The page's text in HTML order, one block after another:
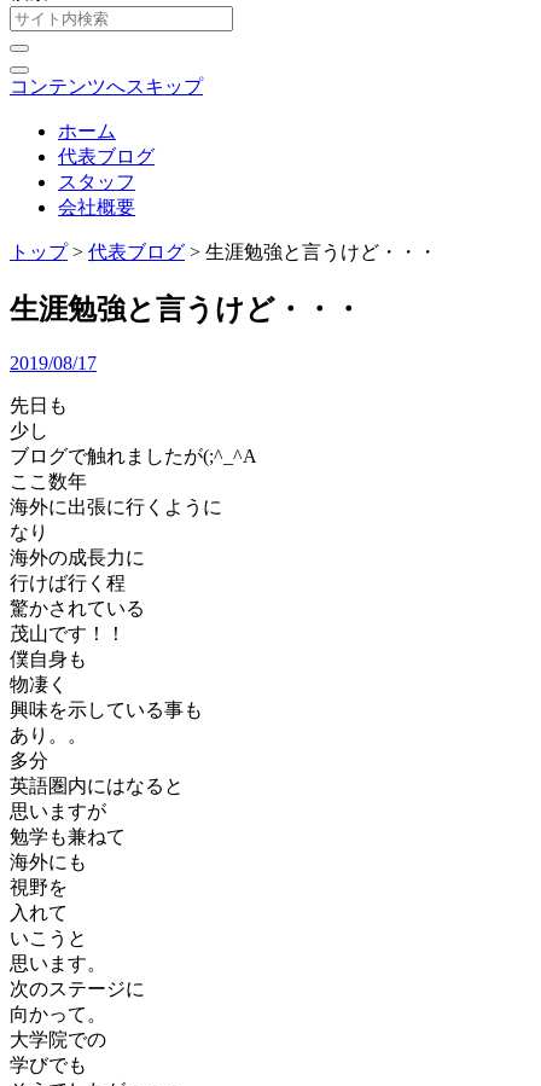
コンテンツへスキップ
ホーム
代表ブログ
スタッフ
会社概要
トップ> 代表ブログ > 生涯勉強と言うけど・・・
生涯勉強と言うけど・・・
2019/08/17
先日も
少し
ブログで触れましたが(;^_^A
ここ数年
海外に出張に行くように
なり
海外の成長力に
行けば行く程
驚かされている
茂山です！！
僕自身も
物凄く
興味を示している事も
あり。。
多分
英語圏内にはなると
思いますが
勉学も兼ねて
海外にも
視野を
入れて
いこうと
思います。
次のステージに
向かって。
大学院での
学びでも